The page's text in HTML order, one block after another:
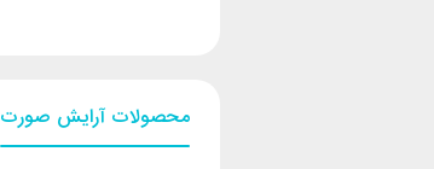
محصولات آرایش صورت